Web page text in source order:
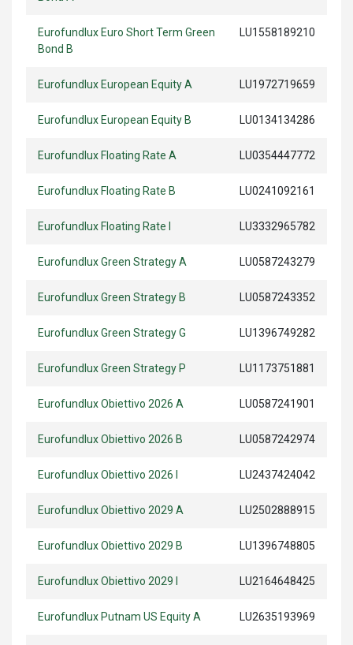
Eurofundlux Euro Short Term Green
Bond B
LU1558189210
Eurofundlux European Equity A LU1972719659
Eurofundlux European Equity B LU0134134286
Eurofundlux Floating Rate A LU0354447772
Eurofundlux Floating Rate B LU0241092161
Eurofundlux Floating Rate I LU3332965782
Eurofundlux Green Strategy A LU0587243279
Eurofundlux Green Strategy B LU0587243352
Eurofundlux Green Strategy G LU1396749282
Eurofundlux Green Strategy P LU1173751881
Eurofundlux Obiettivo 2026 A LU0587241901
Eurofundlux Obiettivo 2026 B LU0587242974
Eurofundlux Obiettivo 2026 I LU2437424042
Eurofundlux Obiettivo 2029 A LU2502888915
Eurofundlux Obiettivo 2029 B LU1396748805
Eurofundlux Obiettivo 2029 I LU2164648425
Eurofundlux Putnam US Equity A LU2635193969